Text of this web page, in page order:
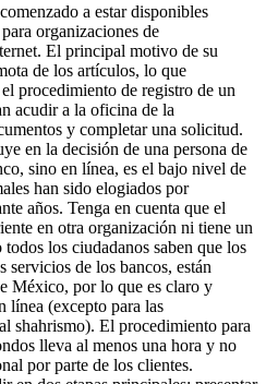
a estar disponibles
organizaciones de
El principal motivo de su
de los artículos, lo que
procedimiento de registro de un
acudir a la oficina de la
y completar una solicitud.
en la decisión de una persona de
sino en línea, es el bajo nivel de
han sido elogiados por
años. Tenga en cuenta que el
en otra organización ni tiene un
los ciudadanos saben que los
servicios de los bancos, están
México, por lo que es claro y
línea (excepto para las
shahrismo). El procedimiento para
lleva al menos una hora y no
por parte de los clientes.